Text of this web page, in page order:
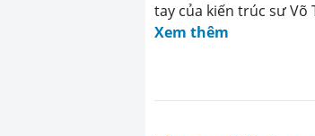
tay của kiến trúc sư
Xem thêm